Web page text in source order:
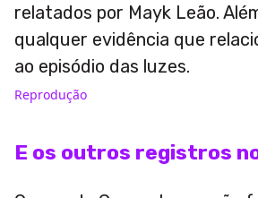
relatados por Mayk Leão.
qualquer evidência que
ao episódio das luzes.
Reprodução
E os outros registros